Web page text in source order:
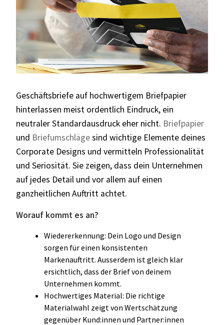
Geschäftsbriefe auf hochwertigem Briefpapier
hinterlassen meist ordentlich Eindruck, ein
neutraler Standardausdruck eher nicht. Briefpapier
und Briefumschlägesind wichtige Elemente deines
Corporate Designs und vermitteln Professionalität
und Seriosität. Sie zeigen, dass dein Unternehmen
auf jedes Detail und vor allem auf einen
ganzheitlichen Auftritt achtet.
Worauf kommt es an?
Wiedererkennung: Dein Logo und Design
sorgen für einen konsistenten
Markenauftritt. Ausserdem ist gleich klar
ersichtlich, dass der Brief von deinem
Unternehmen kommt.
Hochwertiges Material: Die richtige
Materialwahl zeigt von Wertschätzung
gegenüber Kund:innen und Partner:innen